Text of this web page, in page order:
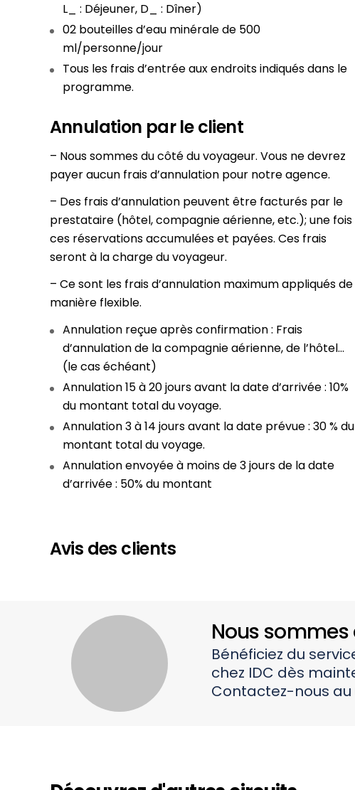
L_ : Déjeuner, D_ : Dîner)
02 bouteilles d’eau minérale de 500
ml/personne/jour
Tous les frais d’entrée aux endroits indiqués dans le
programme.
Annulation par le client
– Nous sommes du côté du voyageur. Vous ne devrez
payer aucun frais d’annulation pour notre agence.
– Des frais d’annulation peuvent être facturés par le
prestataire (hôtel, compagnie aérienne, etc.); une fois
ces réservations accumulées et payées. Ces frais
seront à la charge du voyageur.
– Ce sont les frais d’annulation maximum appliqués de
manière flexible.
Annulation reçue après confirmation : Frais
d’annulation de la compagnie aérienne, de l’hôtel…
(le cas échéant)
Annulation 15 à 20 jours avant la date d’arrivée : 10%
du montant total du voyage.
Annulation 3 à 14 jours avant la date prévue : 30 % du
montant total du voyage.
Annulation envoyée à moins de 3 jours de la date
d’arrivée : 50% du montant
Avis des clients
Nous
Bénéficiez du
chez IDC dès
Contactez-nous